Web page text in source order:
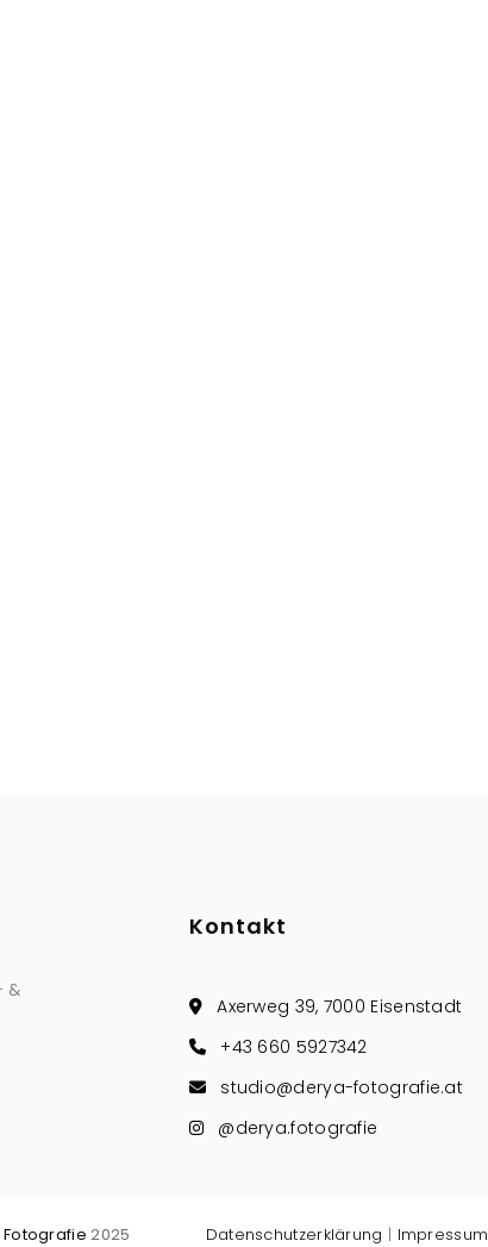
&
Kontakt
Axerweg 39, 7000 Eisenstadt
+43 660 5927342
studio@derya-fotografie.at
@derya.fotografie
2025 Datenschutzerklärung | Impressum